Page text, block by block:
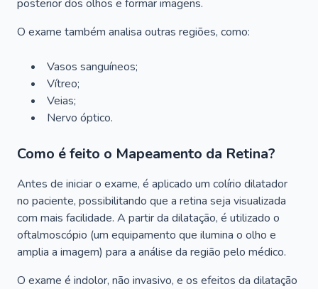
posterior dos olhos e formar imagens.
O exame também analisa outras regiões, como:
Vasos sanguíneos;
Vítreo;
Veias;
Nervo óptico.
Como é feito o Mapeamento da Retina?
Antes de iniciar o exame, é aplicado um colírio dilatador
no paciente, possibilitando que a retina seja visualizada
com mais facilidade. A partir da dilatação, é utilizado o
oftalmoscópio (um equipamento que ilumina o olho e
amplia a imagem) para a análise da região pelo médico.
O exame é indolor, não invasivo, e os efeitos da dilatação